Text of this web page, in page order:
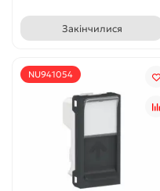
Закінчилися
NU941054